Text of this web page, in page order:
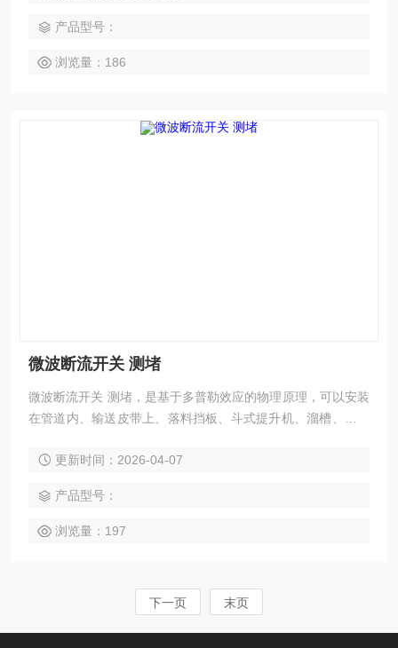
导致的各种严重问题，物料损失或系统的其他技术问题。
产品型号：
浏览量：186
微波断流开关 测堵
微波断流开关 测堵，是基于多普勒效应的物理原理，可以安装
在管道内、输送皮带上、落料挡板、斗式提升机、溜槽、风力
更新时间：2026-04-07
产品型号：
浏览量：197
下一页 末页